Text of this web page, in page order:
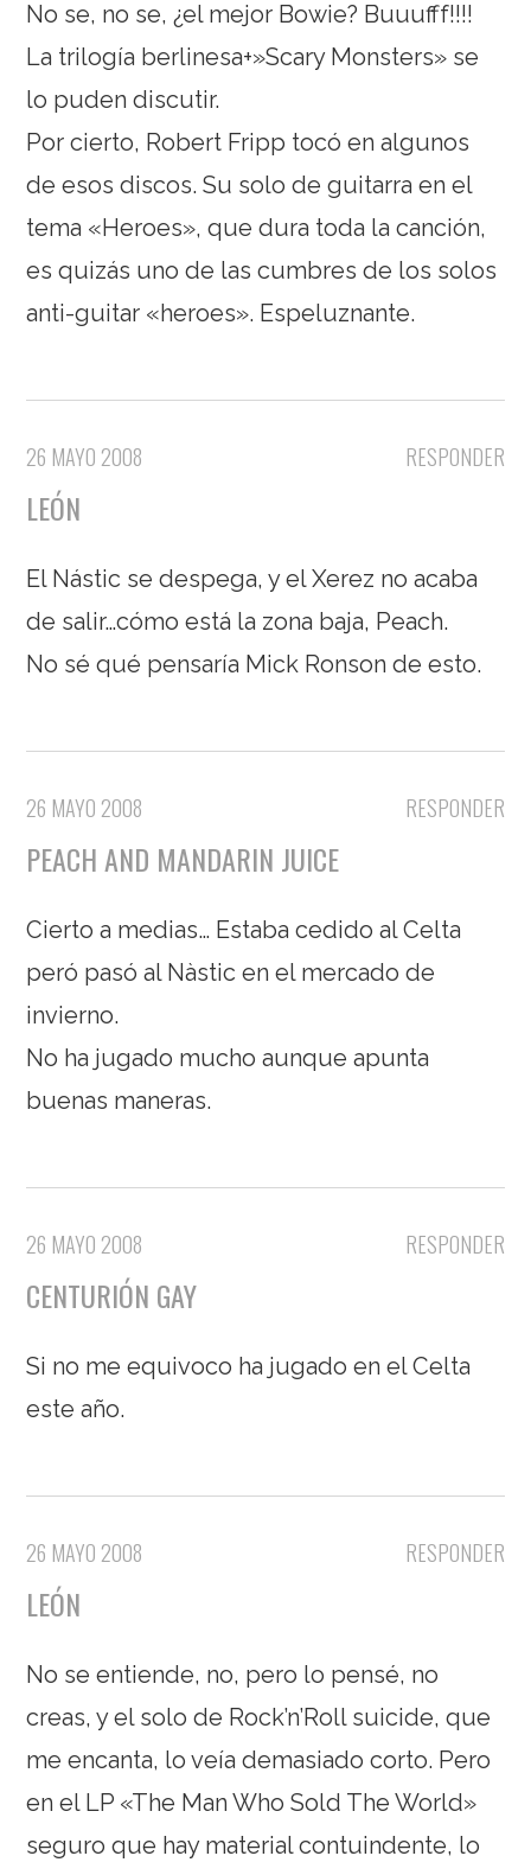
No se, no se, ¿el mejor Bowie? Buuufff!!!!
La trilogía berlinesa+»Scary Monsters» se
lo puden discutir.
Por cierto, Robert Fripp tocó en algunos
de esos discos. Su solo de guitarra en el
tema «Heroes», que dura toda la canción,
es quizás uno de las cumbres de los solos
anti-guitar «heroes». Espeluznante.
RESPONDER
26 MAYO 2008
LEÓN
El Nástic se despega, y el Xerez no acaba
de salir…cómo está la zona baja, Peach.
No sé qué pensaría Mick Ronson de esto.
RESPONDER
26 MAYO 2008
PEACH AND MANDARIN JUICE
Cierto a medias… Estaba cedido al Celta
peró pasó al Nàstic en el mercado de
invierno.
No ha jugado mucho aunque apunta
buenas maneras.
RESPONDER
26 MAYO 2008
CENTURIÓN GAY
Si no me equivoco ha jugado en el Celta
este año.
RESPONDER
26 MAYO 2008
LEÓN
No se entiende, no, pero lo pensé, no
creas, y el solo de Rock’n’Roll suicide, que
me encanta, lo veía demasiado corto. Pero
en el LP «The Man Who Sold The World»
seguro que hay material contuindente, lo